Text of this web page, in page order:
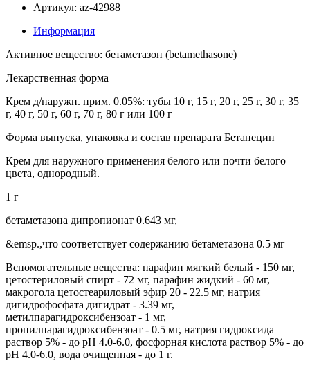
Артикул: az-42988
Информация
Активное вещество: бетаметазон (betamethasone)
Лекарственная форма
Крем д/наружн. прим. 0.05%: тубы 10 г, 15 г, 20 г, 25 г, 30 г, 35
г, 40 г, 50 г, 60 г, 70 г, 80 г или 100 г
Форма выпуска, упаковка и состав препарата Бетанецин
Крем для наружного применения белого или почти белого
цвета, однородный.
1 г
бетаметазона дипропионат 0.643 мг,
&emsp.,что соответствует содержанию бетаметазона 0.5 мг
Вспомогательные вещества: парафин мягкий белый - 150 мг,
цетостериловый спирт - 72 мг, парафин жидкий - 60 мг,
макрогола цетостеариловый эфир 20 - 22.5 мг, натрия
дигидрофосфата дигидрат - 3.39 мг,
метилпарагидроксибензоат - 1 мг,
пропилпарагидроксибензоат - 0.5 мг, натрия гидроксида
раствор 5% - до рН 4.0-6.0, фосфорная кислота раствор 5% - до
рН 4.0-6.0, вода очищенная - до 1 г.